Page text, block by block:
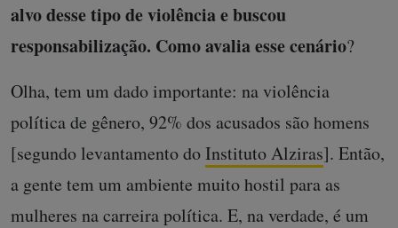
alvo desse tipo de violência e buscou
responsabilização. Como avalia esse cenário?
Olha, tem um dado importante: na violência
política de gênero, 92% dos acusados são homens
[segundo levantamento doInstituto Alziras]. Então,
a gente tem um ambiente muito hostil para as
mulheres na carreira política. E, na verdade, é um